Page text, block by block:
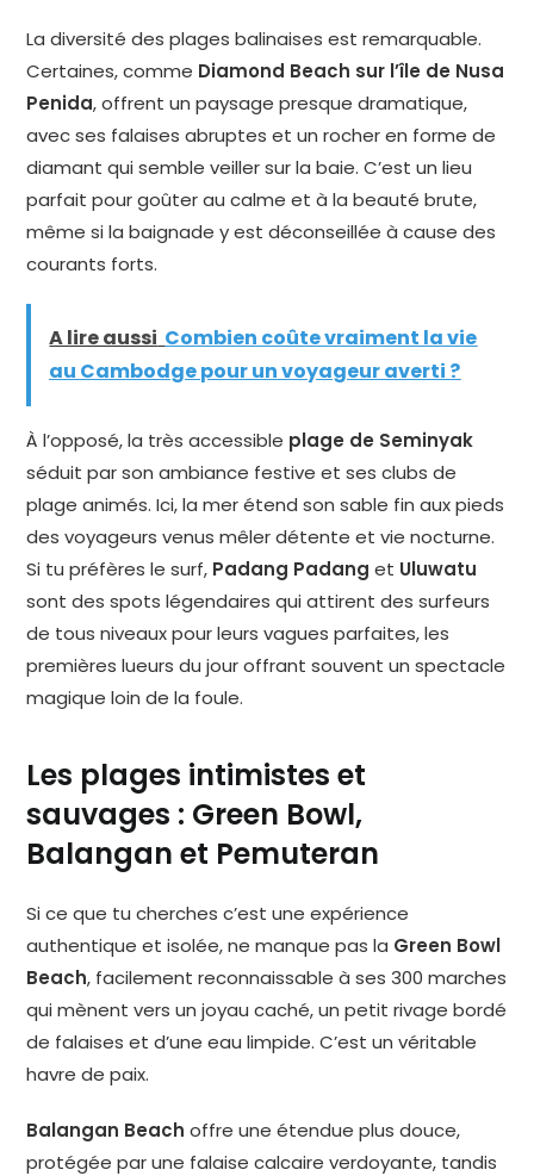
La diversité des plages balinaises est remarquable.
Certaines, comme Diamond Beach sur l’île de Nusa
Penida, offrent un paysage presque dramatique,
avec ses falaises abruptes et un rocher en forme de
diamant qui semble veiller sur la baie. C’est un lieu
parfait pour goûter au calme et à la beauté brute,
même si la baignade y est déconseillée à cause des
courants forts.
A lire aussi Combien coûte vraiment la vie
au Cambodge pour un voyageur averti ?
À l’opposé, la très accessible plage de Seminyak
séduit par son ambiance festive et ses clubs de
plage animés. Ici, la mer étend son sable fin aux pieds
des voyageurs venus mêler détente et vie nocturne.
Si tu préfères le surf, Padang Padang et Uluwatu
sont des spots légendaires qui attirent des surfeurs
de tous niveaux pour leurs vagues parfaites, les
premières lueurs du jour offrant souvent un spectacle
magique loin de la foule.
Les plages intimistes et
sauvages : Green Bowl,
Balangan et Pemuteran
Si ce que tu cherches c’est une expérience
authentique et isolée, ne manque pas la Green Bowl
Beach, facilement reconnaissable à ses 300 marches
qui mènent vers un joyau caché, un petit rivage bordé
de falaises et d’une eau limpide. C’est un véritable
havre de paix.
Balangan Beach offre une étendue plus douce,
protégée par une falaise calcaire verdoyante, tandis